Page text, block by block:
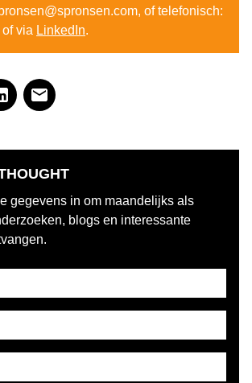
of telefonisch:
via LinkedIn.
gegevens in om maandelijks als
blogs en interessante